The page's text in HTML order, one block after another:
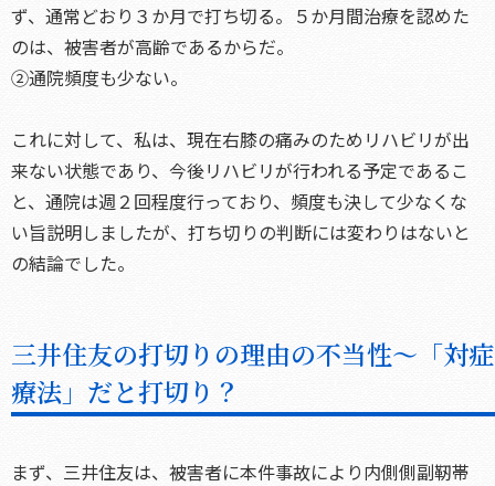
ず、通常どおり３か月で打ち切る。５か月間治療を認めた
のは、被害者が高齢であるからだ。
②通院頻度も少ない。
これに対して、私は、現在右膝の痛みのためリハビリが出
来ない状態であり、今後リハビリが行われる予定であるこ
と、通院は週２回程度行っており、頻度も決して少なくな
い旨説明しましたが、打ち切りの判断には変わりはないと
の結論でした。
三井住友の打切りの理由の不当性～「対症
療法」だと打切り？
まず、三井住友は、被害者に本件事故により内側側副靭帯